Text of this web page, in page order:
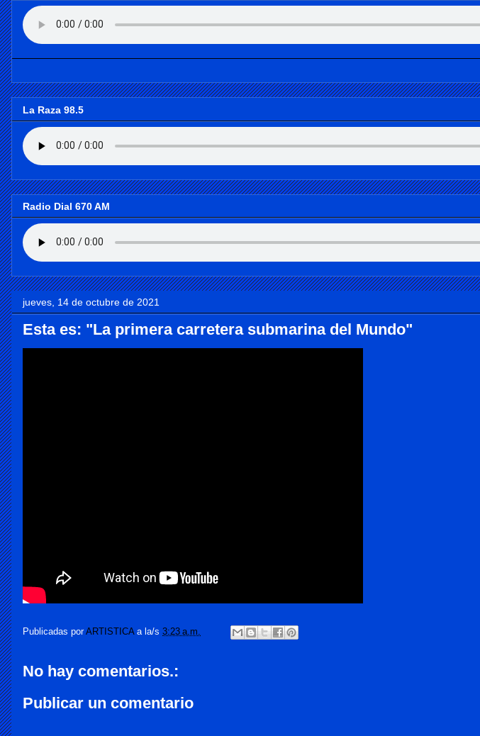
La Raza 98.5
Radio Dial 670 AM
jueves, 14 de octubre de 2021
Esta es: "La primera carretera submarina del Mundo"
Publicadas porARTISTICA a la/s 3:23 a.m.
No hay comentarios.:
Publicar un comentario